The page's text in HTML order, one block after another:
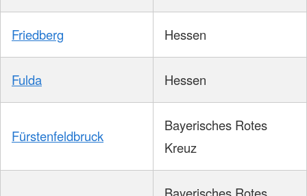
Friedberg Hessen
Fulda Hessen
Fürstenfeldbruck
Bayerisches Rotes
Kreuz